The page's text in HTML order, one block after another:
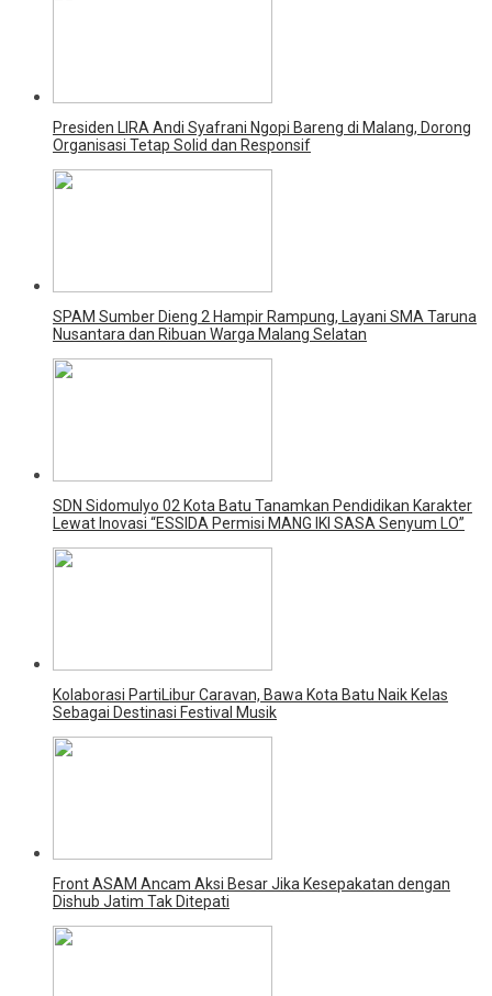
Presiden LIRA Andi Syafrani Ngopi Bareng di Malang, Dorong
Organisasi Tetap Solid dan Responsif
SPAM Sumber Dieng 2 Hampir Rampung, Layani SMA Taruna
Nusantara dan Ribuan Warga Malang Selatan
SDN Sidomulyo 02 Kota Batu Tanamkan Pendidikan Karakter
Lewat Inovasi “ESSIDA Permisi MANG IKI SASA Senyum LO”
Kolaborasi PartiLibur Caravan, Bawa Kota Batu Naik Kelas
Sebagai Destinasi Festival Musik
Front ASAM Ancam Aksi Besar Jika Kesepakatan dengan
Dishub Jatim Tak Ditepati